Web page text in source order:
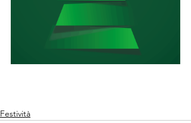
Festività